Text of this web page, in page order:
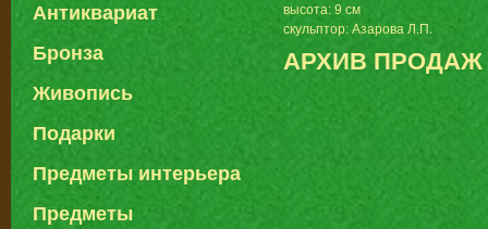
Антиквариат
Бронза
Живопись
Подарки
Предметы интерьера
Предметы
высота: 9 см
скульптор: Азарова Л.П.
АРХИВ ПРОДАЖ